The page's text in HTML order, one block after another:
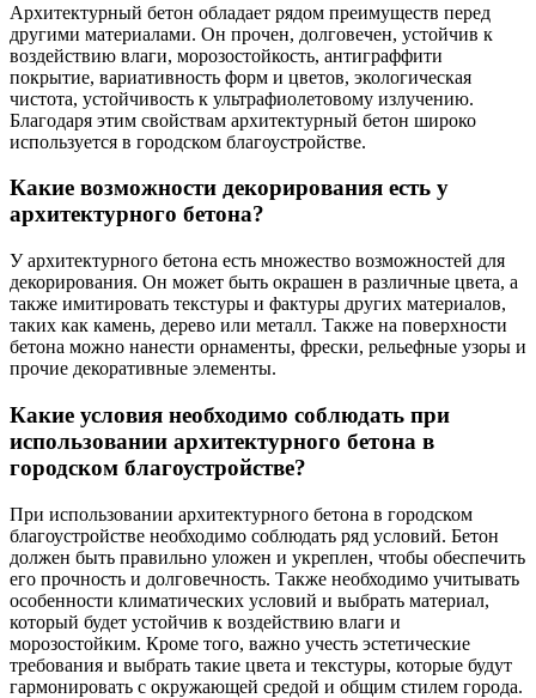
Архитектурный бетон обладает рядом преимуществ перед
другими материалами. Он прочен, долговечен, устойчив к
воздействию влаги, морозостойкость, антиграффити
покрытие, вариативность форм и цветов, экологическая
чистота, устойчивость к ультрафиолетовому излучению.
Благодаря этим свойствам архитектурный бетон широко
используется в городском благоустройстве.
Какие возможности декорирования есть у
архитектурного бетона?
У архитектурного бетона есть множество возможностей для
декорирования. Он может быть окрашен в различные цвета, а
также имитировать текстуры и фактуры других материалов,
таких как камень, дерево или металл. Также на поверхности
бетона можно нанести орнаменты, фрески, рельефные узоры и
прочие декоративные элементы.
Какие условия необходимо соблюдать при
использовании архитектурного бетона в
городском благоустройстве?
При использовании архитектурного бетона в городском
благоустройстве необходимо соблюдать ряд условий. Бетон
должен быть правильно уложен и укреплен, чтобы обеспечить
его прочность и долговечность. Также необходимо учитывать
особенности климатических условий и выбрать материал,
который будет устойчив к воздействию влаги и
морозостойким. Кроме того, важно учесть эстетические
требования и выбрать такие цвета и текстуры, которые будут
гармонировать с окружающей средой и общим стилем города.